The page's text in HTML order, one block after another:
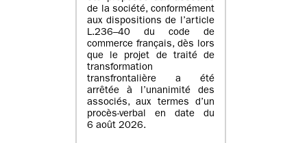
de la société, conformément
aux dispositions de l’article
L.236–40 du code de
commerce français, dès lors
que le projet de traité de
transformation
transfrontalière a été
arrêtée à l’unanimité des
associés, aux termes d’un
procès-verbal en date du
6 août 2026.